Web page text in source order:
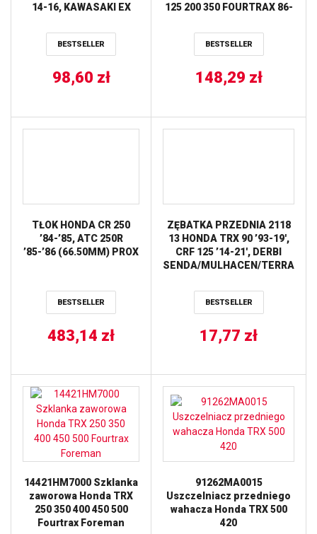
14-16, KAWASAKI EX
07, SUZUKI DR 250 82-
87, DR 800 91-96,
PRZÓD/TYŁ TRW LUCAS
BESTSELLER
98,60 zł
125 200 350 FOURTRAX 86-
BESTSELLER
148,29 zł
TŁOK HONDA CR 250
’84-’85, ATC 250R
’85-’86 (66.50MM) PROX
BESTSELLER
483,14 zł
ZĘBATKA PRZEDNIA 2118
13 HONDA TRX 90 ’93-19′,
CRF 125 ’14-21′, DERBI
SENDA/MULHACEN/TERRA
428) JT
BESTSELLER
17,77 zł
14421HM7000 Szklanka
zaworowa Honda TRX
250 350 400 450 500
Fourtrax Foreman
91262MA0015
Uszczelniacz przedniego
wahacza Honda TRX 500
420